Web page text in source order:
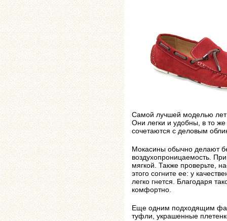
Самой лучшей моделью
Они легки и удобны, в то
сочетаются с деловым
Мокасины обычно делают
воздухопроницаемость.
мягкой. Также проверьте,
этого согните ее: у
легко гнется. Благодаря
комфортно.
Еще одним подходящим
туфли, украшенные